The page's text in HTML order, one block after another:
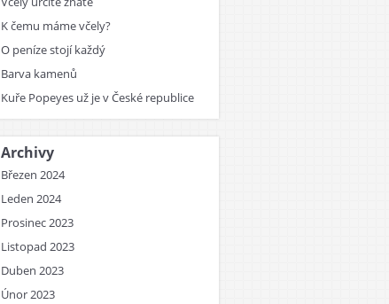
K čemu máme včely?
O peníze stojí každý
Barva kamenů
Kuře Popeyes už je v České republice
Archivy
Březen 2024
Leden 2024
Prosinec 2023
Listopad 2023
Duben 2023
Únor 2023